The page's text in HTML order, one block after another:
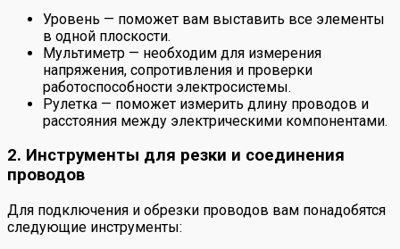
Уровень — поможет вам выставить все элементы
в одной плоскости.
Мультиметр — необходим для измерения
напряжения, сопротивления и проверки
работоспособности электросистемы.
Рулетка — поможет измерить длину проводов и
расстояния между электрическими компонентами.
2. Инструменты для резки и соединения
проводов
Для подключения и обрезки проводов вам понадобятся
следующие инструменты: